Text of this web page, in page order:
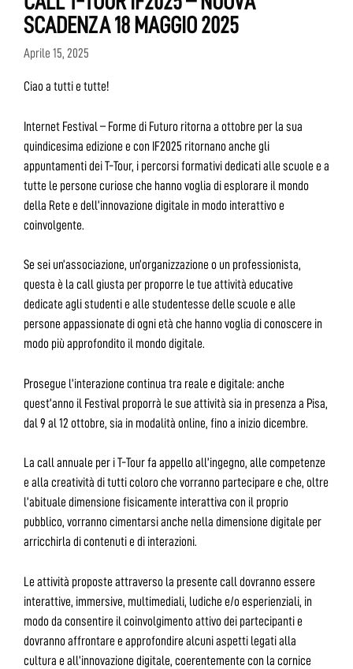
SCADENZA 18 MAGGIO 2025
Aprile 15, 2025
Ciao a tutti e tutte!
Internet Festival – Forme di Futuro ritorna a ottobre per la sua
quindicesima edizione e con IF2025 ritornano anche gli
appuntamenti dei T-Tour, i percorsi formativi dedicati alle scuole e a
tutte le persone curiose che hanno voglia di esplorare il mondo
della Rete e dell’innovazione digitale in modo interattivo e
coinvolgente.
Se sei un’associazione, un’organizzazione o un professionista,
questa è la call giusta per proporre le tue attività educative
dedicate agli studenti e alle studentesse delle scuole e alle
persone appassionate di ogni età che hanno voglia di conoscere in
modo più approfondito il mondo digitale.
Prosegue l’interazione continua tra reale e digitale: anche
quest’anno il Festival proporrà le sue attività sia in presenza a Pisa,
dal 9 al 12 ottobre, sia in modalità online, fino a inizio dicembre.
La call annuale per i T-Tour fa appello all’ingegno, alle competenze
e alla creatività di tutti coloro che vorranno partecipare e che, oltre
l’abituale dimensione fisicamente interattiva con il proprio
pubblico, vorranno cimentarsi anche nella dimensione digitale per
arricchirla di contenuti e di interazioni.
Le attività proposte attraverso la presente call dovranno essere
interattive, immersive, multimediali, ludiche e/o esperienziali, in
modo da consentire il coinvolgimento attivo dei partecipanti e
dovranno affrontare e approfondire alcuni aspetti legati alla
cultura e all’innovazione digitale, coerentemente con la cornice